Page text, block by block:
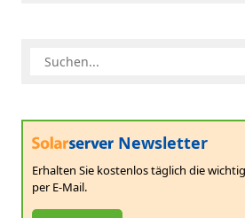
Newsletter
Erhalten Sie kostenlos täglich die
per E-Mail.